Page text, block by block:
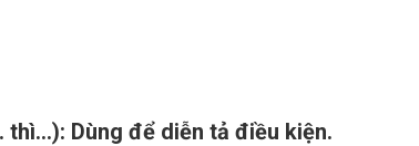
thì...): Dùng để diễn tả điều kiện.